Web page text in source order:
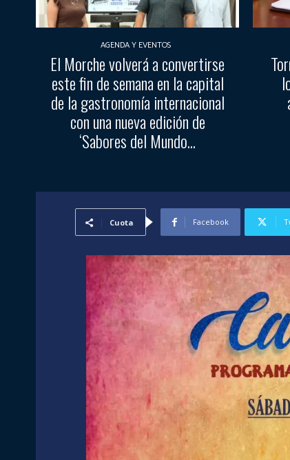
AGENDA Y EVENTOS
El Morche volverá a convertirse
este fin de semana en la capital
de la gastronomía internacional
con una nueva edición de
‘Sabores del Mundo...
Cuota Facebook